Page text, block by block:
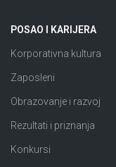
POSAO I KARIJERA
Korporativna kultura
Zaposleni
Obrazovanje i razvoj
Rezultati i priznanja
Konkursi